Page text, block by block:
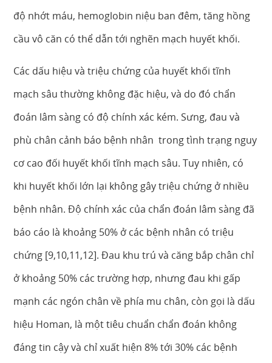
độ nhớt máu, hemoglobin niệu ban đêm, tăng hồng
cầu vô căn có thể dẫn tới nghẽn mạch huyết khối.
Các dấu hiệu và triệu chứng của huyết khối tĩnh
mạch sâu thường không đặc hiệu, và do đó chẩn
đoán lâm sàng có độ chính xác kém. Sưng, đau và
phù chân cảnh báo bệnh nhân trong tình trạng nguy
cơ cao đối huyết khối tĩnh mạch sâu. Tuy nhiên, có
khi huyết khối lớn lại không gây triệu chứng ở nhiều
bệnh nhân. Độ chính xác của chẩn đoán lâm sàng đã
báo cáo là khoảng 50% ở các bệnh nhân có triệu
chứng [9,10,11,12]. Đau khu trú và căng bắp chân chỉ
ở khoảng 50% các trường hợp, nhưng đau khi gấp
mạnh các ngón chân về phía mu chân, còn gọi là dấu
hiệu Homan, là một tiêu chuẩn chẩn đoán không
đáng tin cậy và chỉ xuất hiện 8% tới 30% các bệnh